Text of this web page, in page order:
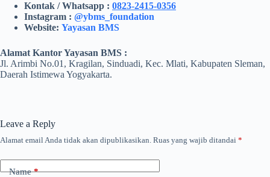
Kontak / Whatsapp : 0823-2415-0356
Instagram : @ybms_foundation
Website: Yayasan BMS
Alamat Kantor Yayasan BMS :
Jl. Arimbi No.01, Kragilan, Sinduadi, Kec. Mlati, Kabupaten Sleman,
Daerah Istimewa Yogyakarta.
Leave a Reply
Alamat email Anda tidak akan dipublikasikan. Ruas yang wajib ditandai *
Name*